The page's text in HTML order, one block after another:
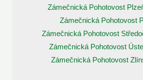
Zámečnická Pohotovost
Zámečnická Pohotovost
Zámečnická Pohotovost
Zámečnická Pohotovost
Zámečnická Pohotovost